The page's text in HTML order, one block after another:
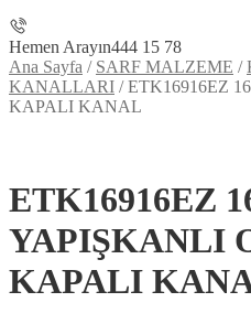
Hemen Arayın444 15 78
Ana Sayfa / SARF MALZEME /
KANALLARI /ETK16916EZ
KAPALI KANAL
ETK16916EZ
YAPIŞKANLI
KAPALI